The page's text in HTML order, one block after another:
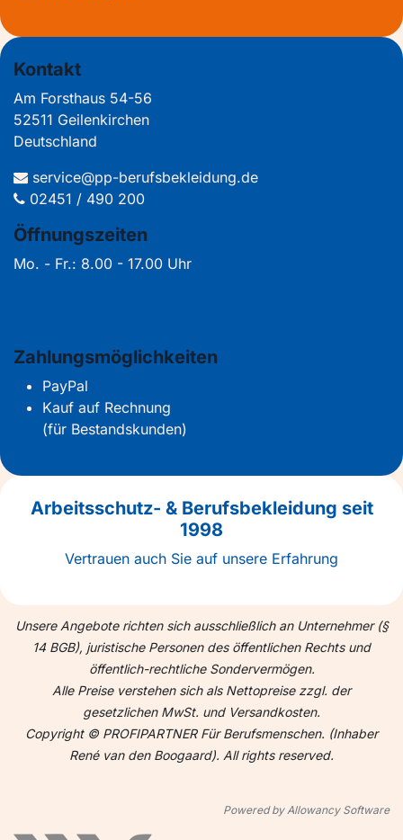
Kontakt
Am Forsthaus 54-56
52511 Geilenkirchen
Deutschland
service@pp-berufsbekleidung.de
02451 / 490 200
Öffnungszeiten
Mo. - Fr.: 8.00 - 17.00 Uhr
Zahlungsmöglichkeiten
PayPal
Kauf auf Rechnung
(für Bestandskunden)
Arbeitsschutz- & Berufsbekleidung seit
1998
Vertrauen auch Sie auf unsere Erfahrung
Unsere Angebote richten sich ausschließlich an Unternehmer (§
14 BGB), juristische Personen des öffentlichen Rechts und
öffentlich-rechtliche Sondervermögen.
Alle Preise verstehen sich als Nettopreise zzgl. der
gesetzlichen MwSt. und Versandkosten.
Copyright © PROFIPARTNER Für Berufsmenschen. (Inhaber
René van den Boogaard). All rights reserved.
Powered by Allowancy Software